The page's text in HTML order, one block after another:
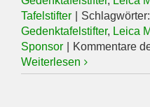
Tafelstifter
Schlagwörter:
Gedenktafelstifter, Leica
Sponsor
Kommentare
Weiterlesen